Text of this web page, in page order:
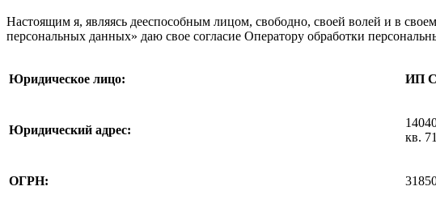
Настоящим я, являясь дееспособным лицом, свободно, своей волей и в
персональных данных» даю свое согласие Оператору обработки
Юридическое лицо: ИП
Юридический адрес:
кв. 71
ОГРН: